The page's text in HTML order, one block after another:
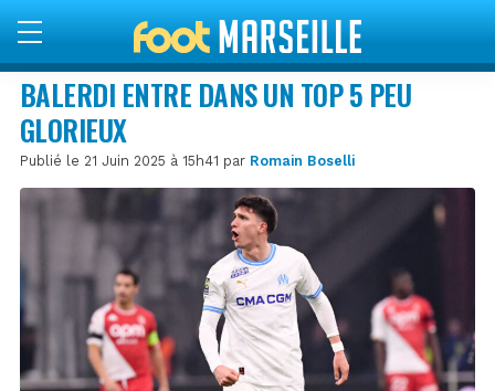
BALERDI ENTRE DANS UN TOP 5 PEU
GLORIEUX
Publié le 21 Juin 2025 à 15h41 par Romain Boselli